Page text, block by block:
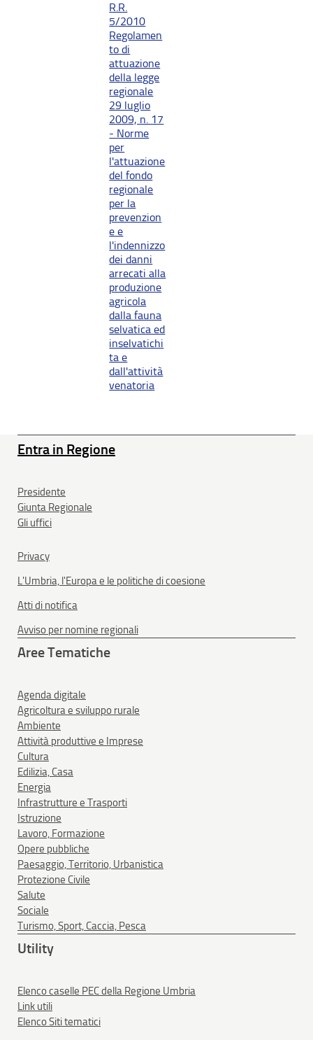
R.R.
5/2010
Regolamen
to di
attuazione
della legge
regionale
29 luglio
2009, n. 17
- Norme
per
l'attuazione
del fondo
regionale
per la
prevenzion
e e
l'indennizzo
dei danni
arrecati alla
produzione
agricola
dalla fauna
selvatica ed
inselvatichi
ta e
dall'attività
venatoria
Entra in Regione
Presidente
Giunta Regionale
Gli uffici
Privacy
L'Umbria, l'Europa e le politiche di coesione
Atti di notifica
Avviso per nomine regionali
Aree Tematiche
Agenda digitale
Agricoltura e sviluppo rurale
Ambiente
Attività produttive e Imprese
Cultura
Edilizia, Casa
Energia
Infrastrutture e Trasporti
Istruzione
Lavoro, Formazione
Opere pubbliche
Paesaggio, Territorio, Urbanistica
Protezione Civile
Salute
Sociale
Turismo, Sport, Caccia, Pesca
Utility
Elenco caselle PEC della Regione Umbria
Link utili
Elenco Siti tematici